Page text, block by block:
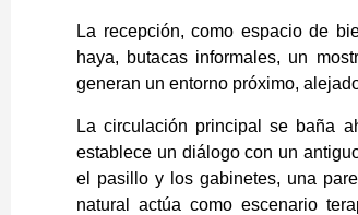
La recepción, como espacio de
haya, butacas informales, un
generan un entorno próximo,
La circulación principal se baña
establece un diálogo con un
el pasillo y los gabinetes, una
natural actúa como escenario